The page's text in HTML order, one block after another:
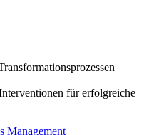
für erfolgreiche
Management